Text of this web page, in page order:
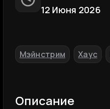
12 Июня 2026
Мэйнстрим Хаус
Описание